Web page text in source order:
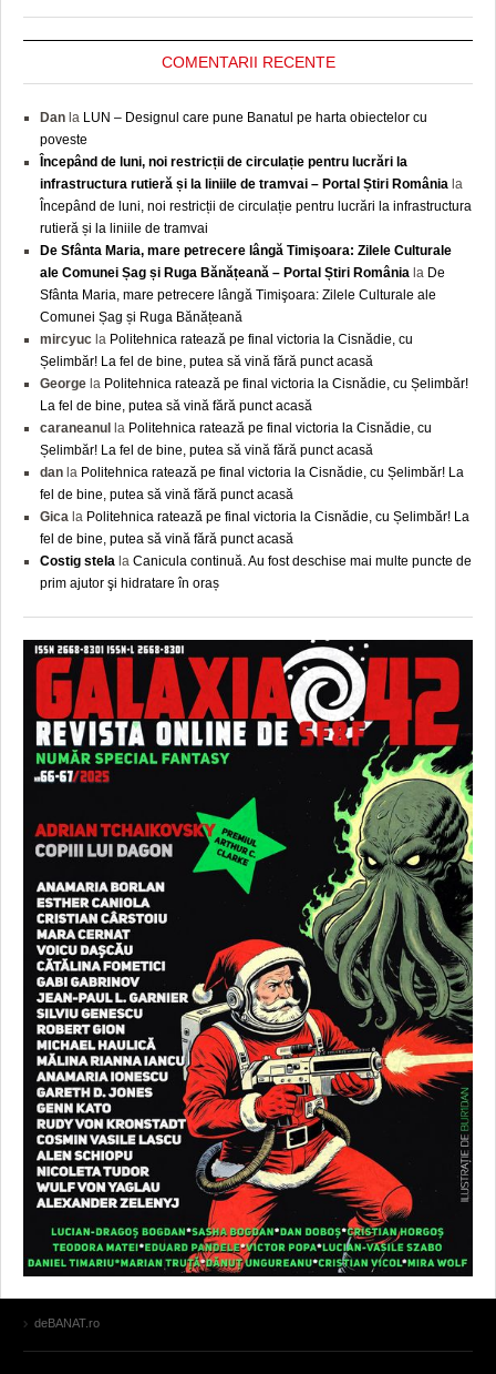
COMENTARII RECENTE
Dan la LUN – Designul care pune Banatul pe harta obiectelor cu
poveste
Începând de luni, noi restricții de circulație pentru lucrări la
infrastructura rutieră și la liniile de tramvai – Portal Știri România la
Începând de luni, noi restricții de circulație pentru lucrări la infrastructura
rutieră și la liniile de tramvai
De Sfânta Maria, mare petrecere lângă Timişoara: Zilele Culturale
ale Comunei Șag și Ruga Bănățeană – Portal Știri România la De
Sfânta Maria, mare petrecere lângă Timişoara: Zilele Culturale ale
Comunei Șag și Ruga Bănățeană
mircyuc la Politehnica ratează pe final victoria la Cisnădie, cu
Șelimbăr! La fel de bine, putea să vină fără punct acasă
George la Politehnica ratează pe final victoria la Cisnădie, cu Șelimbăr!
La fel de bine, putea să vină fără punct acasă
caraneanul
la Politehnica ratează pe final victoria la Cisnădie, cu
Șelimbăr! La fel de bine, putea să vină fără punct acasă
dan la Politehnica ratează pe final victoria la Cisnădie, cu Șelimbăr! La
fel de bine, putea să vină fără punct acasă
Gica la Politehnica ratează pe final victoria la Cisnădie, cu Șelimbăr! La
fel de bine, putea să vină fără punct acasă
Costig stela la Canicula continuă. Au fost deschise mai multe puncte de
prim ajutor şi hidratare în oraș
deBANAT.ro